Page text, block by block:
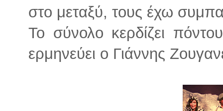
στο μεταξύ, τους έχω
Το σύνολο κερδίζει
ερμηνεύει ο Γιάννης